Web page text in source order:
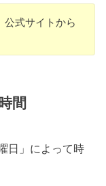
公式サイトから
間
日」によって時